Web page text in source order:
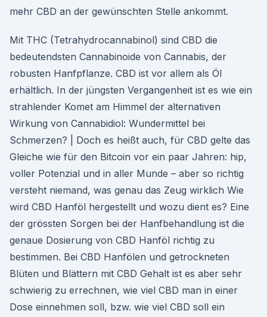
mehr CBD an der gewünschten Stelle ankommt.
Mit THC (Tetrahydrocannabinol) sind CBD die
bedeutendsten Cannabinoide von Cannabis, der
robusten Hanfpflanze. CBD ist vor allem als Öl
erhältlich. In der jüngsten Vergangenheit ist es wie ein
strahlender Komet am Himmel der alternativen
Wirkung von Cannabidiol: Wundermittel bei
Schmerzen? | Doch es heißt auch, für CBD gelte das
Gleiche wie für den Bitcoin vor ein paar Jahren: hip,
voller Potenzial und in aller Munde – aber so richtig
versteht niemand, was genau das Zeug wirklich Wie
wird CBD Hanföl hergestellt und wozu dient es? Eine
der grössten Sorgen bei der Hanfbehandlung ist die
genaue Dosierung von CBD Hanföl richtig zu
bestimmen. Bei CBD Hanfölen und getrockneten
Blüten und Blättern mit CBD Gehalt ist es aber sehr
schwierig zu errechnen, wie viel CBD man in einer
Dose einnehmen soll, bzw. wie viel CBD soll ein